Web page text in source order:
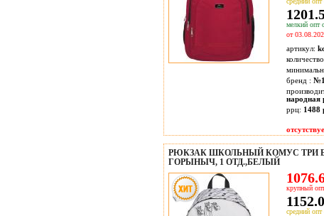
мелкий опт
от
артикул:
бренд : №1
народная
ррц: 1488
РЮКЗАК ШКОЛЬНЫЙ КОМУС ТРИ
ГОРЫНЫЧ, 1 ОТД.,БЕЛЫЙ
крупный
средний опт